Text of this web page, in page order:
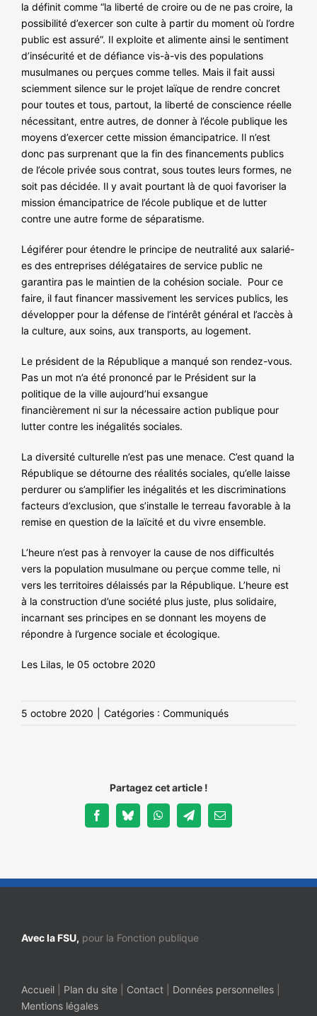
la définit comme “la liberté de croire ou de ne pas croire, la
possibilité d’exercer son culte à partir du moment où l’ordre
public est assuré”. Il exploite et alimente ainsi le sentiment
d’insécurité et de défiance vis-à-vis des populations
musulmanes ou perçues comme telles. Mais il fait aussi
sciemment silence sur le projet laïque de rendre concret
pour toutes et tous, partout, la liberté de conscience réelle
nécessitant, entre autres, de donner à l’école publique les
moyens d’exercer cette mission émancipatrice. Il n’est
donc pas surprenant que la fin des financements publics
de l’école privée sous contrat, sous toutes leurs formes, ne
soit pas décidée. Il y avait pourtant là de quoi favoriser la
mission émancipatrice de l’école publique et de lutter
contre une autre forme de séparatisme.
Légiférer pour étendre le principe de neutralité aux salarié-
es des entreprises délégataires de service public ne
garantira pas le maintien de la cohésion sociale. Pour ce
faire, il faut financer massivement les services publics, les
développer pour la défense de l’intérêt général et l’accès à
la culture, aux soins, aux transports, au logement.
Le président de la République a manqué son rendez-vous.
Pas un mot n’a été prononcé par le Président sur la
politique de la ville aujourd’hui exsangue
financièrement ni sur la nécessaire action publique pour
lutter contre les inégalités sociales.
La diversité culturelle n’est pas une menace. C’est quand la
République se détourne des réalités sociales, qu’elle laisse
perdurer ou s’amplifier les inégalités et les discriminations
facteurs d’exclusion, que s’installe le terreau favorable à la
remise en question de la laïcité et du vivre ensemble.
L’heure n’est pas à renvoyer la cause de nos difficultés
vers la population musulmane ou perçue comme telle, ni
vers les territoires délaissés par la République. L’heure est
à la construction d’une société plus juste, plus solidaire,
incarnant ses principes en se donnant les moyens de
répondre à l’urgence sociale et écologique.
Les Lilas, le 05 octobre 2020
5 octobre 2020 Catégories : Communiqués
Partagez cet article !
FacebookBlueskyWhatsAppTelegramEmail
Avec la FSU, pour la Fonction publique
Accueil Plan du site Contact Données personnelles
Mentions légales